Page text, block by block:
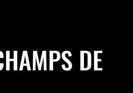
DE